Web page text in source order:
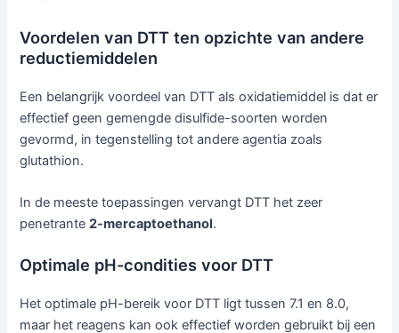
Voordelen van DTT ten opzichte van andere
reductiemiddelen
Een belangrijk voordeel van DTT als oxidatiemiddel is dat er
effectief geen gemengde disulfide-soorten worden
gevormd, in tegenstelling tot andere agentia zoals
glutathion.
In de meeste toepassingen vervangt DTT het zeer
penetrante2-mercaptoethanol.
Optimale pH-condities voor DTT
Het optimale pH-bereik voor DTT ligt tussen 7.1 en 8.0,
maar het reagens kan ook effectief worden gebruikt bij een